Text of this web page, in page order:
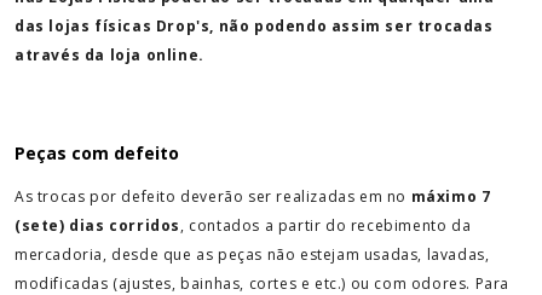
das lojas físicas Drop's, não podendo assim ser trocadas
através da loja online.
Peças com defeito
As trocas por defeito deverão ser realizadas em no máximo 7
(sete) dias corridos, contados a partir do recebimento da
mercadoria, desde que as peças não estejam usadas, lavadas,
modificadas (ajustes, bainhas, cortes e etc.) ou com odores. Para